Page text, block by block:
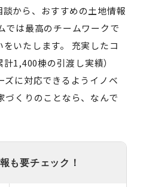
から、おすすめの土地情報
では最高のチームワークで
いたします。 充実したコ
1,400棟の引渡し実績）
ズに対応できるようイノベ
づくりのことなら、なんで
も要チェック！